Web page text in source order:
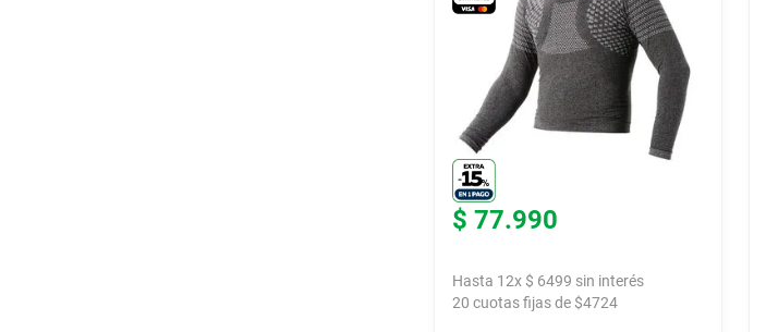
$ 77.990
Hasta 12x $ 6499 sin interés
20 cuotas fijas de $4724